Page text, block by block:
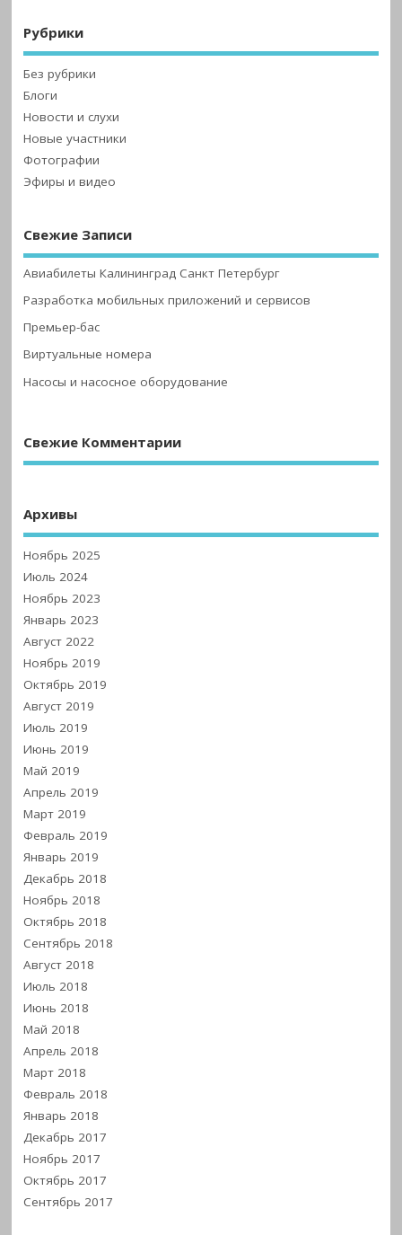
Рубрики
Без рубрики
Блоги
Новости и слухи
Новые участники
Фотографии
Эфиры и видео
Свежие Записи
Авиабилеты Калининград Санкт Петербург
Разработка мобильных приложений и сервисов
Премьер-бас
Виртуальные номера
Насосы и насосное оборудование
Свежие Комментарии
Архивы
Ноябрь 2025
Июль 2024
Ноябрь 2023
Январь 2023
Август 2022
Ноябрь 2019
Октябрь 2019
Август 2019
Июль 2019
Июнь 2019
Май 2019
Апрель 2019
Март 2019
Февраль 2019
Январь 2019
Декабрь 2018
Ноябрь 2018
Октябрь 2018
Сентябрь 2018
Август 2018
Июль 2018
Июнь 2018
Май 2018
Апрель 2018
Март 2018
Февраль 2018
Январь 2018
Декабрь 2017
Ноябрь 2017
Октябрь 2017
Сентябрь 2017